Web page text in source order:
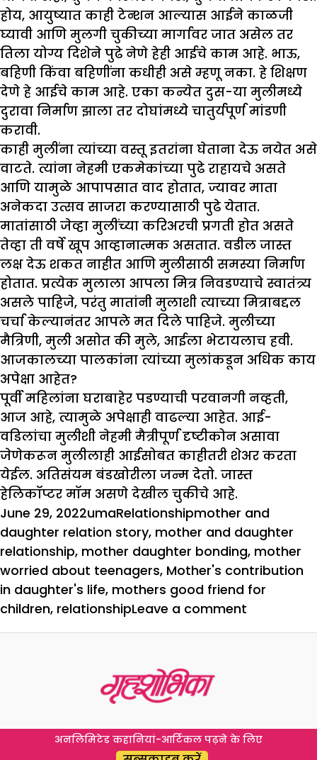
होय, आयुष्यात काही टेन्शन आल्यास आईने काळजी
घ्यावी आणि मुलगी चुकीच्या मार्गावर जात असेल तर
तिला योग्य दिशेने पुढे नेणे हेही आईचे काम आहे. भाऊ,
बहिणी किंवा बहिणींना कधीही असे म्हणू नका. हे शिक्षण
देणे हे आईचे काम आहे. एका कन्येत दुस-या मुलीमध्ये
दुरावा निर्माण झाला तर दोघांमध्ये चातुर्यपूर्ण मांडणी
करावी.
काही मुलींना त्यांच्या वस्तू इतरांना घेताना देऊ नयेत असे
वाटते. त्यांना नेहमी एकमेकांच्या पुढे राहायचे असते
आणि यामुळे आपापसात वाद होतात, ज्यावर माता
अनेकदा उत्सव साजरा करण्यासाठी पुढे येतात.
मातांसाठी जेव्हा मुलींच्या करिअरची प्रगती होत असते
तेव्हा ती वर्षे खूप आव्हानात्मक असतात. वडील जास्त
लक्ष देऊ शकत नाहीत आणि मुलीसाठी समस्या निर्माण
होतात. प्रत्येक मुलाला आपला मित्र निवडण्याचे स्वातंत्र्य
असले पाहिजे, परंतु मातांनी मुलाशी त्याच्या मित्राबद्दल
चर्चा केल्यानंतर आपले मत दिले पाहिजे. मुलीच्या
मैत्रिणी, मुली असोत की मुले, आईला भेटायलाच हवी.
आजकालच्या पालकांना त्यांच्या मुलांकडून अधिक काय
अपेक्षा आहेत?
पूर्वी महिलांना घराबाहेर पडण्याची परवानगी नव्हती,
आज आहे, त्यामुळे अपेक्षाही वाढल्या आहेत. आई-
वडिलांचा मुलीशी नेहमी मैत्रीपूर्ण दृष्टीकोन असावा
जेणेकरून मुलीलाही आईसोबत काहीतरी शेअर करता
येईल. अतिसंयम बंडखोरीला जन्म देतो. जास्त
हेलिकॉप्टर मॉम असणे देखील चुकीचे आहे.
Posted
on
June 29, 2022Author
umaCategories
RelationshipTags
mother and
daughter relation story, mother and daughter
relationship, mother daughter bonding, mother
worried about teenagers, Mother's contribution
in daughter's life, mothers good friend for
children, relationshipLeave a comment
अनलिमिटेड कहानियां-आर्टिकल पढ़ने के लिए